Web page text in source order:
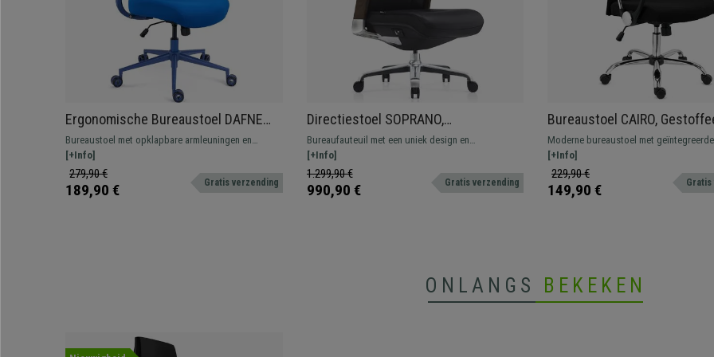
Ergonomische Bureaustoel DAFNE
COLOR, Geïntegreerde Hoofdsteun,
Opklapbare Armleuningen, Blauw
Bureaustoel met opklapbare armleuningen en
ergonomisch design. Hij beschikt over een
lendensteun en NEN 1335 certificaat,
[+Info]
279,90 €
189,90 € Gratis verzending
Directiestoel SOPRANO,
Buitengewoon Comfortabel en
Robuust, Hoogwaardig Echt Leder,
Zwart
Bureaufauteuil met een uniek design en
ongeëvenaard comfort. Gecertificeerd, design met
echt lederen bekleding verkrijgbaar in verschillende
kleuren.
[+Info]
1.299,90 €
990,90 € Gratis verzending
Bureaustoel CAIRO,
Hoofdsteun, Elegant Metalen
Onderstel, Zwart
Moderne bureaustoel met geïntegreerde
hoofdsteun. Hoge mate van comfort met
lendensteun en zitting met hoge
het hier voor de beste prijs!
[+Info]
229,90 €
149,90 € Gratis
ONLANGS BEKEKEN